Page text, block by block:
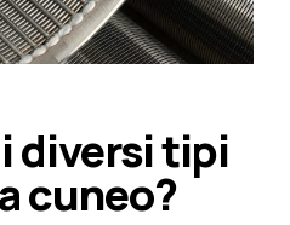
diversi tipi
cuneo?